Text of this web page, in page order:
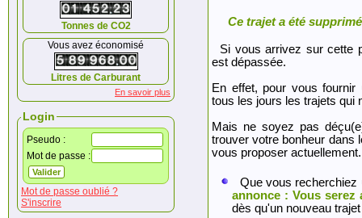
Tonnes de CO2
Vous avez économisé
Litres de Carburant
En savoir plus
Login
Pseudo :
Mot de passe :
Mot de passe oublié ?
S'inscrire
Ce trajet a été
Si vous arrivez sur cette
est dépassée.
En effet, pour vous fournir
tous les jours les trajets qui
Mais ne soyez pas
trouver votre bonheur dans
vous proposer actuellement.
Que vous
annonce : Vous serez
dès qu'un nouveau